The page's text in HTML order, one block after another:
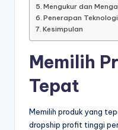
Mengukur dan
Penerapan
Kesimpulan
Memilih
Tepat
Memilih produk yang
dropship profit tinggi